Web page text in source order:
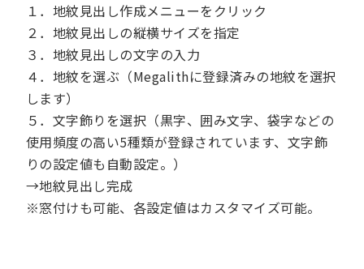
１．地紋見出し作成メニューをクリック
２．地紋見出しの縦横サイズを指定
３．地紋見出しの文字の入力
４．地紋を選ぶ（Megalithに登録済みの地紋を選択
します）
５．文字飾りを選択（黒字、囲み文字、袋字などの
使用頻度の高い5種類が登録されています、文字飾
りの設定値も自動設定。）
→地紋見出し完成
※窓付けも可能、各設定値はカスタマイズ可能。